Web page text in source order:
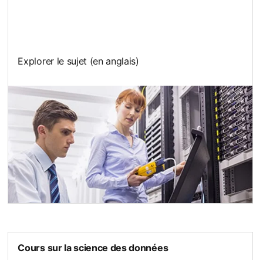
Explorer le sujet (en anglais)
Cours sur la science des données